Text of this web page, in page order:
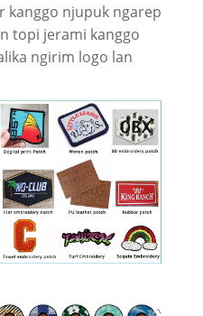
kanggo njupuk ngarep
topi jerami kanggo
ngirim logo lan